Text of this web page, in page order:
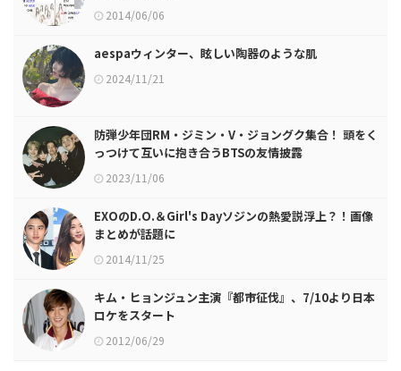
2014/06/06
aespaウィンター、眩しい陶器のような肌
2024/11/21
防弾少年団RM・ジミン・V・ジョングク集合！ 頭をく
っつけて互いに抱き合うBTSの友情披露
2023/11/06
EXOのD.O.＆Girl's Dayソジンの熱愛説浮上？！画像
まとめが話題に
2014/11/25
キム・ヒョンジュン主演『都市征伐』、7/10より日本
ロケをスタート
2012/06/29